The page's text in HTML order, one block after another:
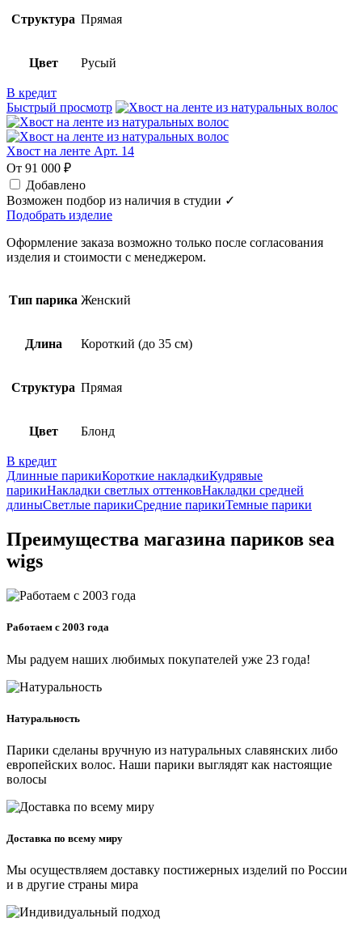
Структура Прямая
Цвет Русый
В кредит
Быстрый просмотр
Хвост на ленте Арт. 14
От 91 000 ₽
Добавлено
Возможен подбор из наличия в студии ✓
Подобрать изделие
Оформление заказа возможно только после согласования
изделия и стоимости с менеджером.
Тип парика Женский
Длина Короткий (до 35 см)
Структура Прямая
Цвет Блонд
В кредит
Длинные парикиКороткие накладкиКудрявые
парикиНакладки светлых оттенковНакладки средней
длиныСветлые парикиСредние парикиТемные парики
Преимущества магазина париков sea
wigs
Работаем с 2003 года
Мы радуем наших любимых покупателей уже 23 года!
Натуральность
Парики сделаны вручную из натуральных славянских либо
европейских волос. Наши парики выглядят как настоящие
волосы
Доставка по всему миру
Мы осуществляем доставку постижерных изделий по России
и в другие страны мира